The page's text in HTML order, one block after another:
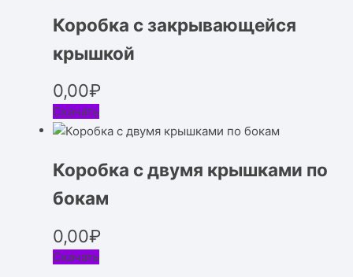
Коробка с закрывающейся
крышкой
0,00₽
Скачать
Коробка с двумя крышками по
бокам
0,00₽
Скачать